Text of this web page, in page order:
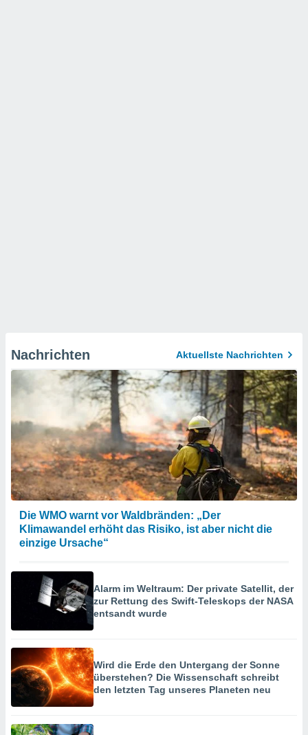
Nachrichten Aktuellste Nachrichten
Die WMO warnt vor Waldbränden: „Der
Klimawandel erhöht das Risiko, ist aber nicht die
einzige Ursache“
Alarm im Weltraum: Der private Satellit, der
zur Rettung des Swift-Teleskops der NASA
entsandt wurde
Wird die Erde den Untergang der Sonne
überstehen? Die Wissenschaft schreibt
den letzten Tag unseres Planeten neu